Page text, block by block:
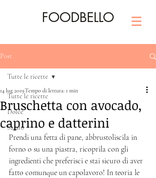
FOODBELLO
Post
Tutte le ricette
Dolce
Salato
Tutte le ricette
Bruschetta con avocado,
caprino e datterini
14 lug 2019Tempo di lettura: 1 min
Prendi una fetta di pane, abbrustoliscila in
forno o su una piastra, ricoprila con gli
ingredienti che preferisci e stai sicuro di aver
fatto comunque un capolavoro! In teoria le